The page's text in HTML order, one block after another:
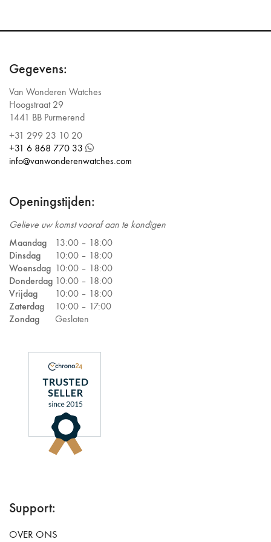
Gegevens:
Van Wonderen Watches
Hoogstraat 29
1441 BB Purmerend
+31 299 23 10 20
+31 6 868 770 33
info@vanwonderenwatches.com
Openingstijden:
Gelieve uw komst vooraf aan te kondigen
Maandag
13:00 – 18:00
Dinsdag
10:00 – 18:00
Woensdag 10:00 – 18:00
Donderdag 10:00 – 18:00
Vrijdag
10:00 – 18:00
Zaterdag
10:00 – 17:00
Zondag
Gesloten
Support:
OVER ONS